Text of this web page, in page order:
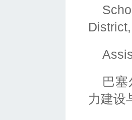
巴
力建设